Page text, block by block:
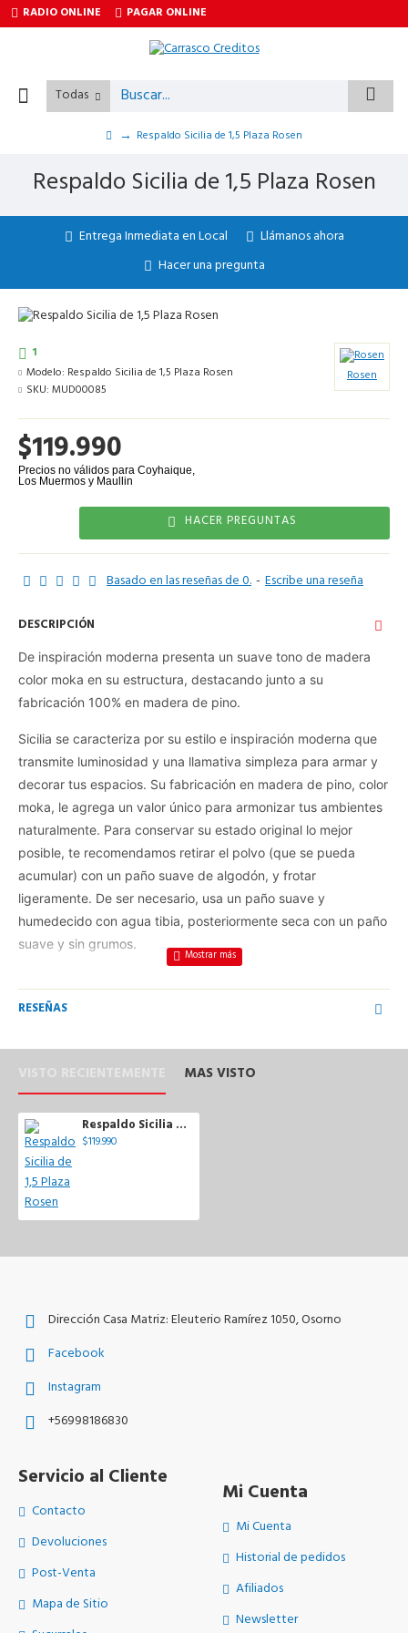
RADIO ONLINE PAGAR ONLINE
Todas
Respaldo Sicilia de 1,5 Plaza Rosen
Respaldo Sicilia de 1,5 Plaza Rosen
Entrega Inmediata en Local
Llámanos ahora
Hacer una pregunta
Basado en las reseñas de 0.- Escribe una reseña
$119.990
1
Modelo: Respaldo Sicilia de 1,5 Plaza Rosen
SKU:MUD00085
Rosen
HACER PREGUNTAS
DESCRIPCIÓN
De inspiración moderna presenta un suave tono de madera
color moka en su estructura, destacando junto a su
fabricación 100% en madera de pino.
Sicilia se caracteriza por su estilo e inspiración moderna que
transmite luminosidad y una llamativa simpleza para armar y
decorar tus espacios. Su fabricación en madera de pino, color
moka, le agrega un valor único para armonizar tus ambientes
naturalmente. Para conservar su estado original lo mejor
posible, te recomendamos retirar el polvo (que se pueda
acumular) con un paño suave de algodón, y frotar
ligeramente. De ser necesario, usa un paño suave y
humedecido con agua tibia, posteriormente seca con un paño
suave y sin grumos.
Atributos
- Estilo moderno: Estilo e inspiración moderna que transmite
único para armonizar tus ambientes.
combinable con otros elementos decorativos.
RESEÑAS
MAS VISTO
Respaldo Sicilia de 1,5 Plaza Rosen
$119.990
Dirección Casa Matriz: Eleuterio Ramírez 1050, Osorno
Facebook
Instagram
+56998186830
Servicio al Cliente
Contacto
Devoluciones
Post-Venta
Mapa de Sitio
Mi Cuenta
Mi Cuenta
Historial de pedidos
Afiliados
Newsletter